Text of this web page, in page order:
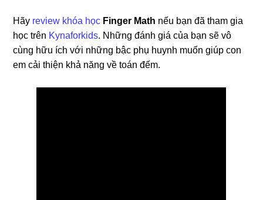
Hãy review khóa học Finger Math nếu bạn đã tham gia
học trên Kynaforkids. Những đánh giá của bạn sẽ vô
cùng hữu ích với những bậc phụ huynh muốn giúp con
em cải thiện khả năng về toán đếm.